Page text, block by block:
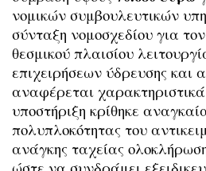
νομικών συμβουλευτικών
σύνταξη νομοσχεδίου για
θεσμικού πλαισίου
επιχειρήσεων ύδρευσης και
αναφέρεται
υποστήριξη κρίθηκε
πολυπλοκότητας του
ανάγκης ταχείας